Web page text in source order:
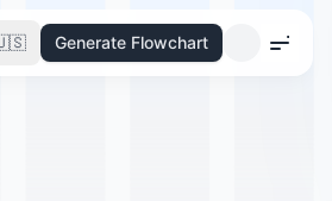
Generate Flowchart
Menu